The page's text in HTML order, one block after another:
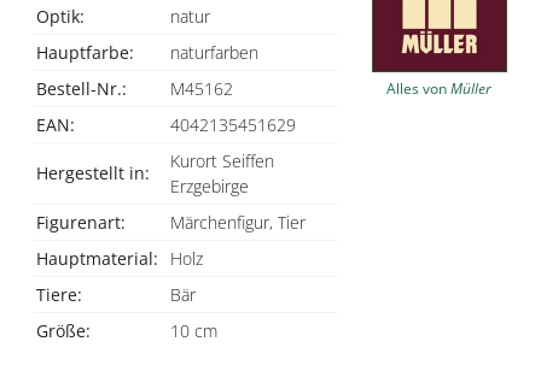
Optik:
natur
Hauptfarbe:
naturfarben
Bestell-Nr.:
M45162
EAN:
4042135451629
Hergestellt in:
Kurort Seiffen
Erzgebirge
Figurenart:
Märchenfigur, Tier
Hauptmaterial:
Holz
Tiere:
Bär
Größe:
10 cm
Alles vonMüller